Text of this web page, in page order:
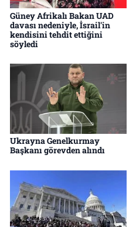
Güney Afrikalı Bakan UAD
davası nedeniyle, İsrail'in
kendisini tehdit ettiğini
söyledi
Ukrayna Genelkurmay
Başkanı görevden alındı